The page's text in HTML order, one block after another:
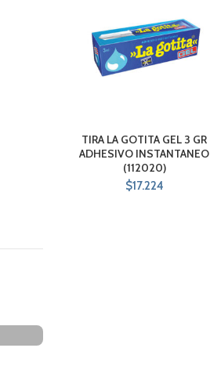
TIRA LA GOTITA GEL 3 GR
ADHESIVO INSTANTANEO
(112020)
$17.224